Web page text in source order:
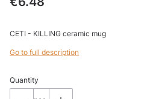
CETI - KILLING ceramic mug
Go to full description
Quantity